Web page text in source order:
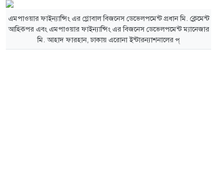
এমপাওয়ার ফাইন্যান্সিং এর গ্লোবাল বিজনেস ডেভেলপমেন্ট প্রধান মি. ক্লেমেন্ট
আহিক্পর এবং এমপাওয়ার ফাইন্যান্সিং এর বিজনেস ডেভেলপমেন্ট ম্যানেজার
মি. আহাদ ফারহান, ঢাকায় এরোনা ইন্টারন্যাশনালের প্